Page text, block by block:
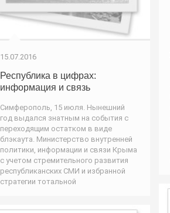
15.07.2016
Республика в цифрах:
информация и связь
Симферополь, 15 июля. Нынешний
год выдался знатным на события с
переходящим остатком в виде
блэкаута. Министерство внутренней
политики, информации и связи Крыма
с учетом стремительного развития
республиканских СМИ и избранной
стратегии тотальной